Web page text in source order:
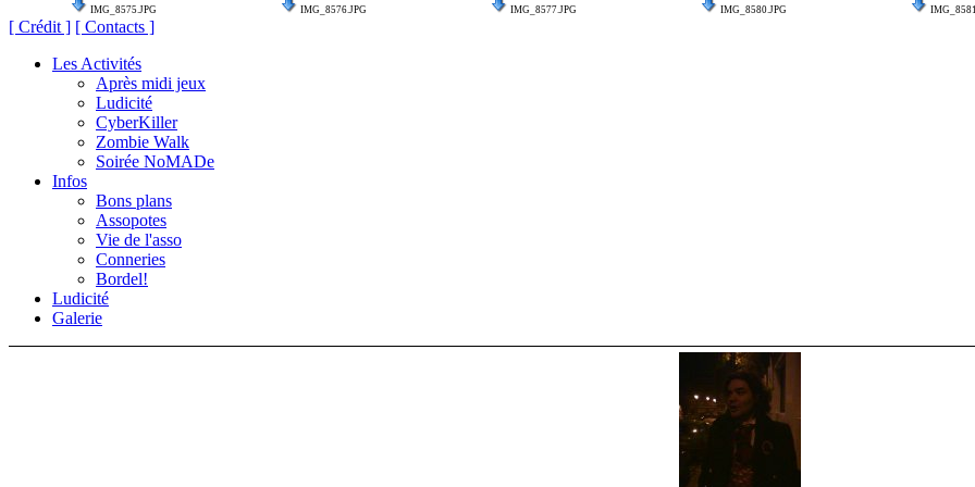
IMG_8575.JPG IMG_8576.JPG IMG_8577.JPG IMG_8580.JPG
[ Crédit ] [ Contacts ]
Les Activités
Après midi jeux
Ludicité
CyberKiller
Zombie Walk
Soirée NoMADe
Infos
Bons plans
Assopotes
Vie de l'asso
Conneries
Bordel!
Ludicité
Galerie